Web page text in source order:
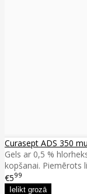
Curasept ADS 350
Gels ar 0,5 %
kopšanai. Piemērots
€599